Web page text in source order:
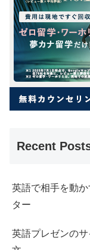
Recent
英語で相手を動
ター
英語プレゼンの